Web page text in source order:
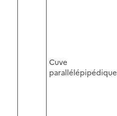
Cuve
parallélépipédique